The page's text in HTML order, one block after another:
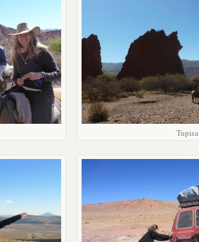
Tupiza